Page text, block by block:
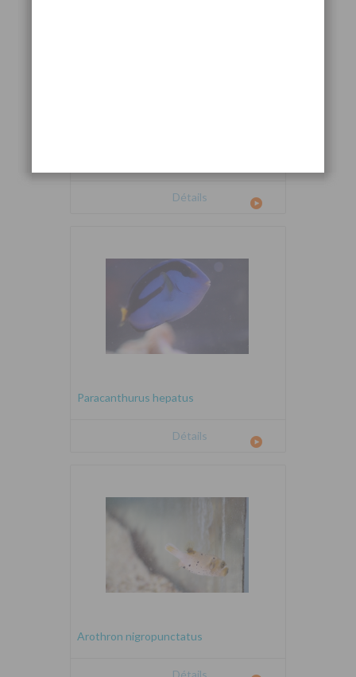
Détails
Paracanthurus hepatus
Détails
Arothron nigropunctatus
Détails